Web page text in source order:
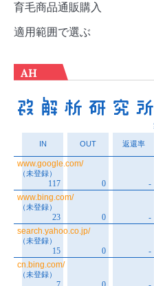
育毛商品通販購入
適用範囲で選ぶ
AH